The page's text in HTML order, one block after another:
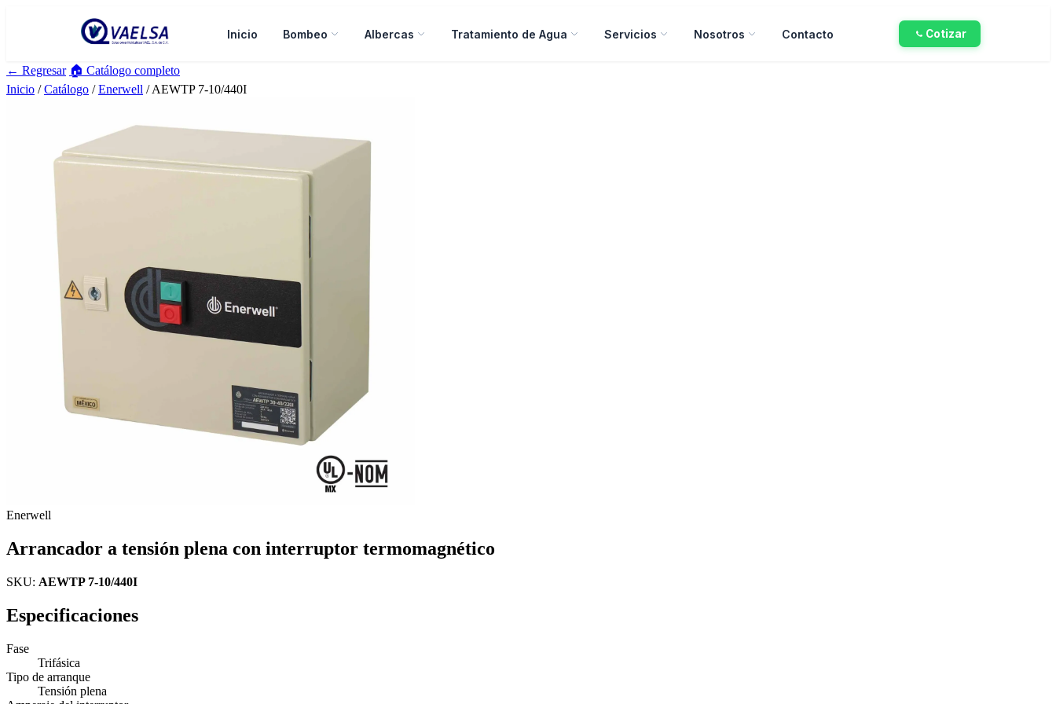
Inicio Bombeo Albercas Tratamiento de Agua Servicios Nosotros Contacto Cotizar
← Regresar 🏠 Catálogo completo
Inicio /Catálogo /Enerwell / AEWTP 7-10/440I
Enerwell
Arrancador a tensión plena con interruptor termomagnético
SKU: AEWTP 7-10/440I
Especificaciones
Fase
Trifásica
Tipo de arranque
Tensión plena